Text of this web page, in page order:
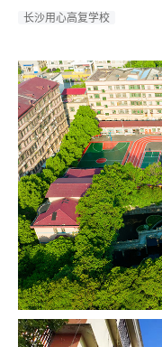
长沙用心高复学校